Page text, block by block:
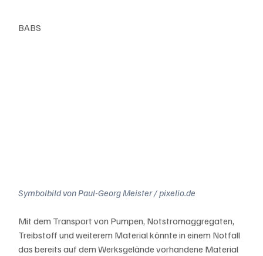
BABS
Symbolbild von Paul-Georg Meister / pixelio.de
Mit dem Transport von Pumpen, Notstromaggregaten,
Treibstoff und weiterem Material könnte in einem Notfall
das bereits auf dem Werksgelände vorhandene Material